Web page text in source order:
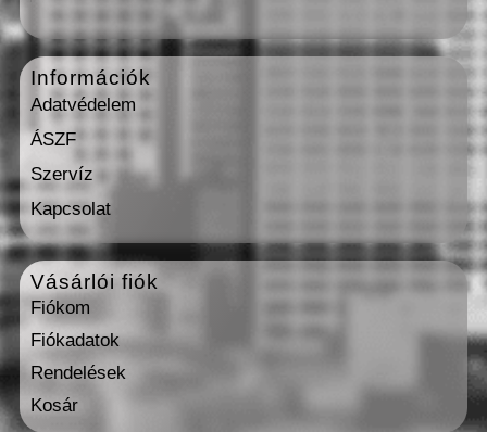
Információk
Adatvédelem
ÁSZF
Szervíz
Kapcsolat
Vásárlói fiók
Fiókom
Fiókadatok
Rendelések
Kosár